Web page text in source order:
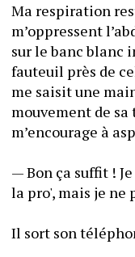
Ma respiration
m’oppressent
sur le banc blanc
fauteuil près de
me saisit une
mouvement de
m’encourage à
— Bon ça suffit !
la pro', mais je
Il sort son